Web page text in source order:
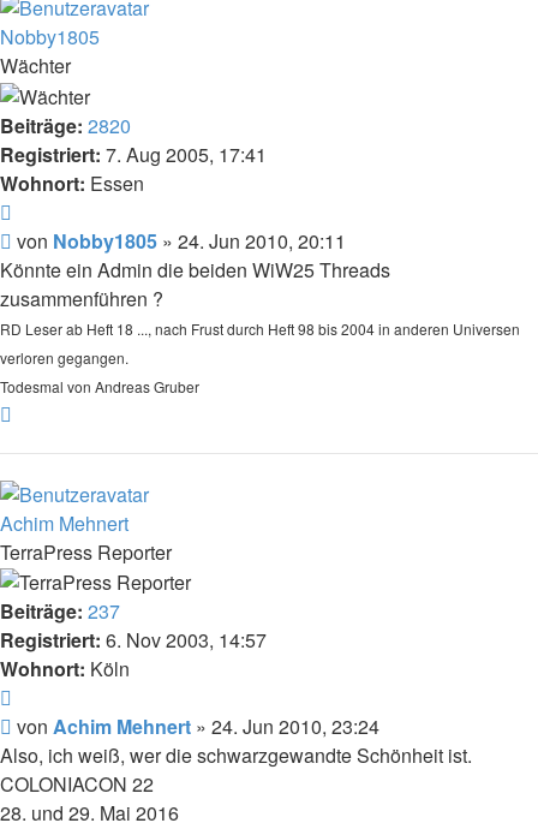
Nobby1805
Wächter
Beiträge: 2820
Registriert: 7. Aug 2005, 17:41
Wohnort: Essen
Beitrag
von Nobby1805 » 24. Jun 2010, 20:11
Könnte ein Admin die beiden WiW25 Threads
zusammenführen ?
RD Leser ab Heft 18 ..., nach Frust durch Heft 98 bis 2004 in anderen Universen
verloren gegangen.
Todesmal von Andreas Gruber
Achim Mehnert
TerraPress Reporter
Beiträge: 237
Registriert: 6. Nov 2003, 14:57
Wohnort: Köln
Beitrag
von Achim Mehnert » 24. Jun 2010, 23:24
Also, ich weiß, wer die schwarzgewandte Schönheit ist.
COLONIACON 22
28. und 29. Mai 2016